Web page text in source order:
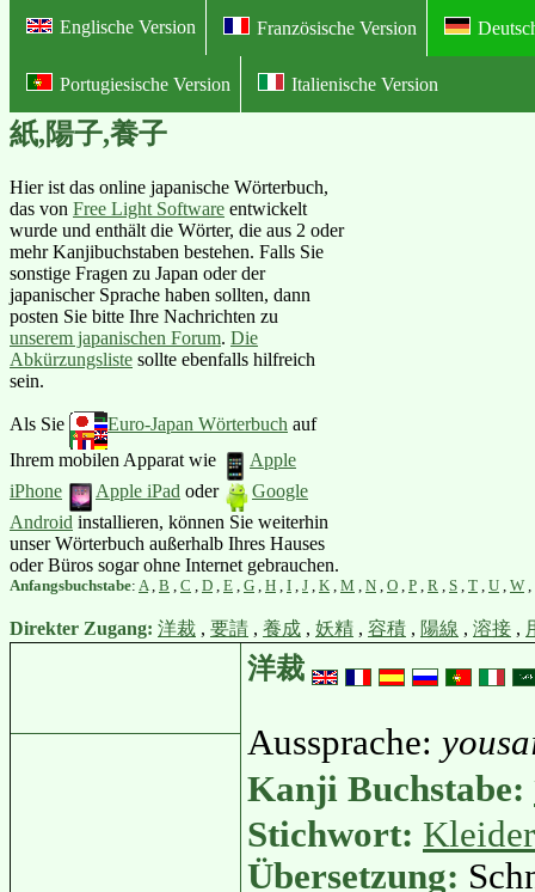
Englische Version Französische Version
Portugiesische Version Italienische Version
Online Illustriertes Deutsch-
紙,陽子,養子
Hier ist das online japanische Wörterbuch,
das von Free Light Software entwickelt
wurde und enthält die Wörter, die aus 2 oder
mehr Kanjibuchstaben bestehen. Falls Sie
sonstige Fragen zu Japan oder der
japanischer Sprache haben sollten, dann
posten Sie bitte Ihre Nachrichten zu
unserem japanischen Forum. Die
Abkürzungsliste sollte ebenfalls hilfreich
sein.
Als Sie Euro-Japan Wörterbuch auf
Ihrem mobilen Apparat wie
Apple
iPhone
Apple iPad oder
Google
Android installieren, können Sie weiterhin
unser Wörterbuch außerhalb Ihres Hauses
oder Büros sogar ohne Internet gebrauchen.
Anfangsbuchstabe: A B C D E G H I J K M N O P R S T U W
Direkter Zugang: 洋裁 , 要請 , 養成 , 妖精 , 容積 , 陽線 , 溶接 ,
洋裁
Aussprache:
Kanji Buchstabe:
Stichwort: Kleider
Übersetzung: